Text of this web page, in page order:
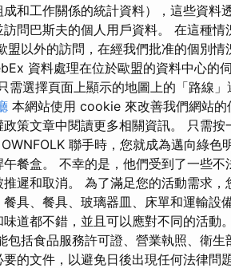
和工作關係的統計資料），這些資料
問巴斯夫的個人用戶資料。 在這種
盟以外的訪問，在經我們批准的個別
資料處理在位於歐盟的資料中心的
需選擇頁面上顯示的地圖上的「路線
本網站使用 cookie 來改善我們網站
策文章中閱讀更多相關資訊。 只需
聯手時，您就成為邁向綠色
餐盒。 不幸的是，他們受到了一些
遲和取消。 為了滿足您的活動需求
具、餐具、玻璃器皿、床單和運輸設
道都不錯，並且可以應對不同的活動
包括食品服務許可證、營業執照、衛
的文件，以避免日後出現任何法律問